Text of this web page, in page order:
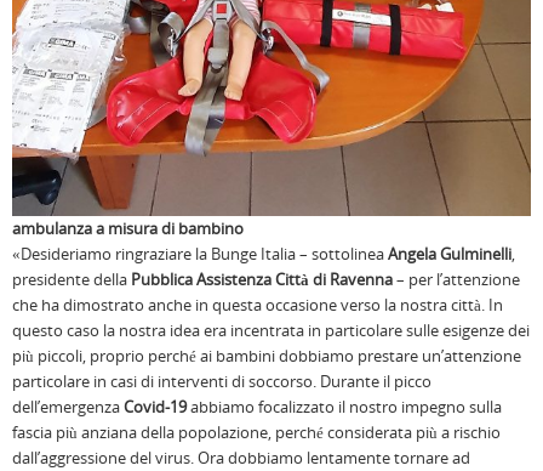
ambulanza a misura di bambino
«Desideriamo ringraziare la Bunge Italia – sottolineaAngela Gulminelli,
presidente della Pubblica Assistenza Città di Ravenna– per l’attenzione
che ha dimostrato anche in questa occasione verso la nostra città. In
questo caso la nostra idea era incentrata in particolare sulle esigenze dei
più piccoli, proprio perché ai bambini dobbiamo prestare un’attenzione
particolare in casi di interventi di soccorso. Durante il picco
dell’emergenzaCovid-19abbiamo focalizzato il nostro impegno sulla
fascia più anziana della popolazione, perché considerata più a rischio
dall’aggressione del virus. Ora dobbiamo lentamente tornare ad